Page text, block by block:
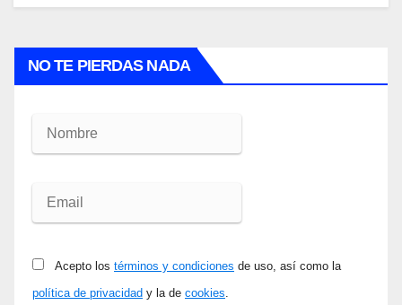
NO TE PIERDAS NADA
Acepto los términos y condiciones de uso, así como la
política de privacidad y la de cookies